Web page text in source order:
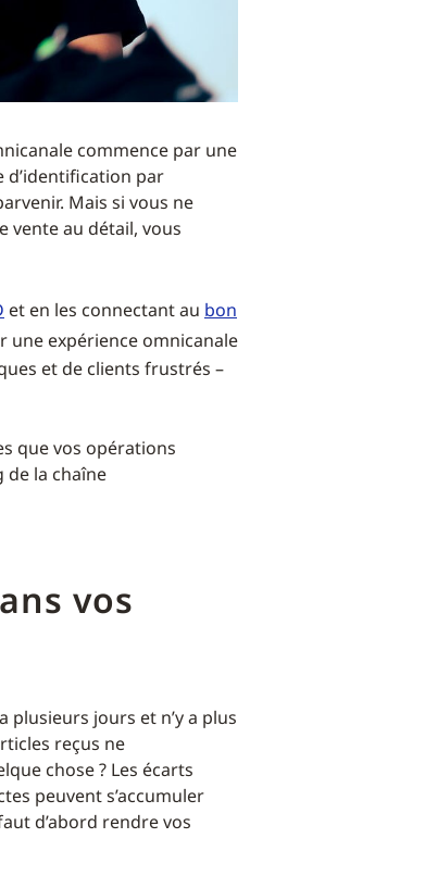
commence par une
d’identification par
Mais si vous ne
vente au détail, vous
et en les connectant au bon
une expérience omnicanale
et de clients frustrés –
que vos opérations
de la chaîne
vos
jours et n’y a plus
reçus ne
chose ? Les écarts
peuvent s’accumuler
d’abord rendre vos